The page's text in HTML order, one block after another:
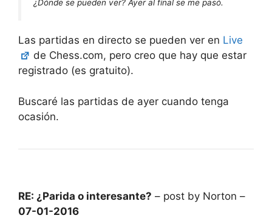
¿Dónde se pueden ver? Ayer al final se me pasó.
Las partidas en directo se pueden ver en Live
de Chess.com, pero creo que hay que estar
registrado (es gratuito).
Buscaré las partidas de ayer cuando tenga
ocasión.
RE: ¿Parida o interesante? – post by Norton –
07-01-2016